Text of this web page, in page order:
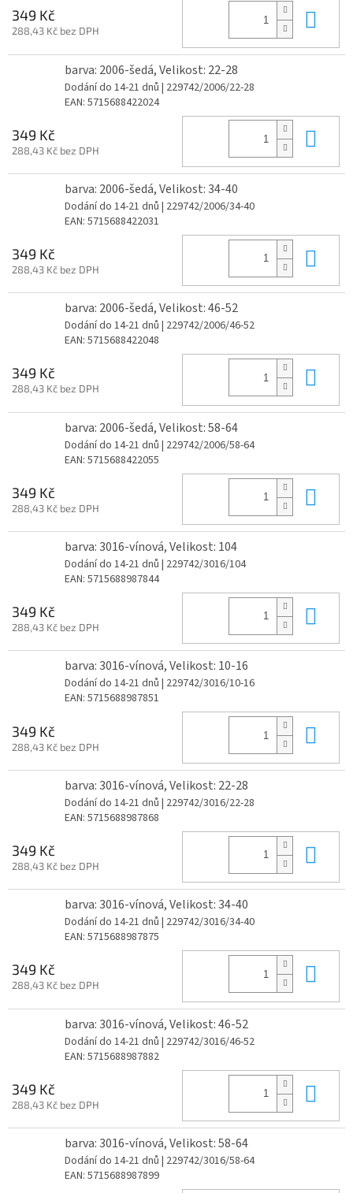
349 Kč
288,43 Kč bez DPH
barva: 2006-šedá, Velikost: 22-28
Dodání do 14-21 dnů | 229742/2006/22-28
EAN: 5715688422024
349 Kč
288,43 Kč bez DPH
barva: 2006-šedá, Velikost: 34-40
Dodání do 14-21 dnů | 229742/2006/34-40
EAN: 5715688422031
349 Kč
288,43 Kč bez DPH
barva: 2006-šedá, Velikost: 46-52
Dodání do 14-21 dnů | 229742/2006/46-52
EAN: 5715688422048
349 Kč
288,43 Kč bez DPH
barva: 2006-šedá, Velikost: 58-64
Dodání do 14-21 dnů | 229742/2006/58-64
EAN: 5715688422055
349 Kč
288,43 Kč bez DPH
barva: 3016-vínová, Velikost: 104
Dodání do 14-21 dnů | 229742/3016/104
EAN: 5715688987844
349 Kč
288,43 Kč bez DPH
barva: 3016-vínová, Velikost: 10-16
Dodání do 14-21 dnů | 229742/3016/10-16
EAN: 5715688987851
349 Kč
288,43 Kč bez DPH
barva: 3016-vínová, Velikost: 22-28
Dodání do 14-21 dnů | 229742/3016/22-28
EAN: 5715688987868
349 Kč
288,43 Kč bez DPH
barva: 3016-vínová, Velikost: 34-40
Dodání do 14-21 dnů | 229742/3016/34-40
EAN: 5715688987875
349 Kč
288,43 Kč bez DPH
barva: 3016-vínová, Velikost: 46-52
Dodání do 14-21 dnů | 229742/3016/46-52
EAN: 5715688987882
349 Kč
288,43 Kč bez DPH
barva: 3016-vínová, Velikost: 58-64
Dodání do 14-21 dnů | 229742/3016/58-64
EAN: 5715688987899